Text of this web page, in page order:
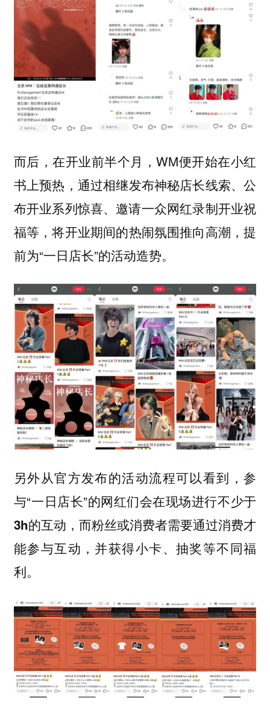
而后，在开业前半个月，WM便开始在小红
书上预热， 通过相继发布神秘店长线索、公
布开业系列惊喜、邀请一众网红录制开业祝
福等 ，将开业期间的热闹氛围推向高潮，提
前为“一日店长”的活动造势。
另外从官方发布的活动流程可以看到，参
与“一日店长”的网红们会在现场进行不少于
3h的互动，而粉丝或消费者需要通过消费才
能参与互动，并获得小卡、抽奖等不同福
利。